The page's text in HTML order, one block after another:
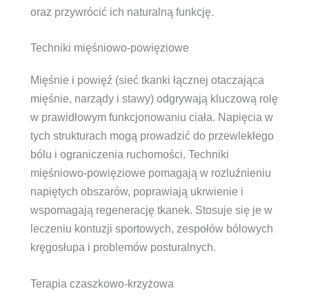
oraz przywrócić ich naturalną funkcję.
Techniki mięśniowo-powięziowe
Mięśnie i powięź (sieć tkanki łącznej otaczająca
mięśnie, narządy i stawy) odgrywają kluczową rolę
w prawidłowym funkcjonowaniu ciała. Napięcia w
tych strukturach mogą prowadzić do przewlekłego
bólu i ograniczenia ruchomości. Techniki
mięśniowo-powięziowe pomagają w rozluźnieniu
napiętych obszarów, poprawiają ukrwienie i
wspomagają regenerację tkanek. Stosuje się je w
leczeniu kontuzji sportowych, zespołów bólowych
kręgosłupa i problemów posturalnych.
Terapia czaszkowo-krzyżowa